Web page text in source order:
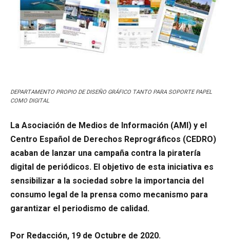
DEPARTAMENTO PROPIO DE DISEÑO GRÁFICO TANTO PARA SOPORTE PAPEL
COMO DIGITAL
La Asociación de Medios de Información (AMI) y el
Centro Español de Derechos Reprográficos (CEDRO)
acaban de lanzar una campaña contra la piratería
digital de periódicos. El objetivo de esta iniciativa es
sensibilizar a la sociedad sobre la importancia del
consumo legal de la prensa como mecanismo para
garantizar el periodismo de calidad.
Por Redacción, 19 de Octubre de 2020.